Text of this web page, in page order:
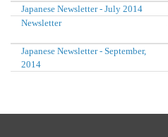
Japanese Newsletter - July 2014
Newsletter
Japanese Newsletter - September,
2014